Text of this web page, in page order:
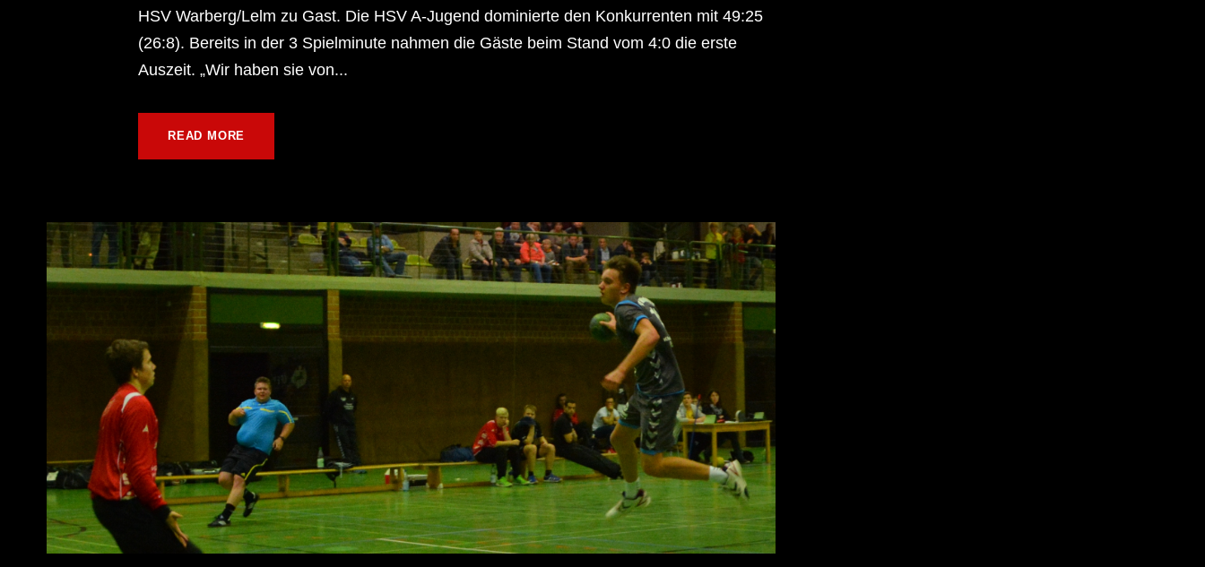
HSV Warberg/Lelm zu Gast. Die HSV A-Jugend dominierte den Konkurrenten mit 49:25
(26:8). Bereits in der 3 Spielminute nahmen die Gäste beim Stand vom 4:0 die erste
Auszeit. „Wir haben sie von...
READ MORE